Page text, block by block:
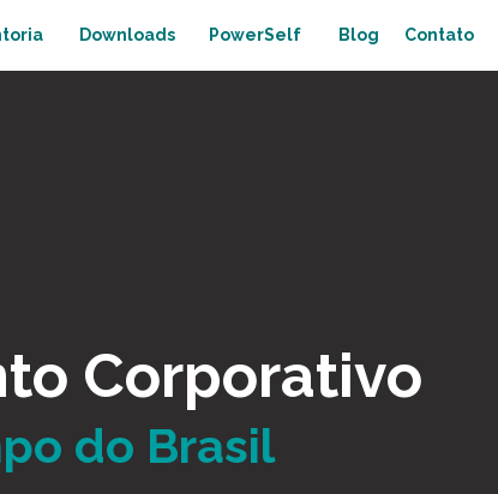
Contato
PowerSelf
Downloads Blog
Corporativo
do Brasil